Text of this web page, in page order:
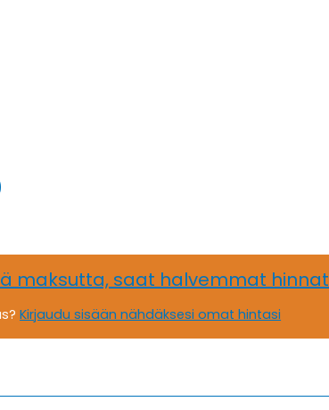
maksutta, saat halvemmat hinnat
Kirjaudu sisään nähdäksesi omat hintasi